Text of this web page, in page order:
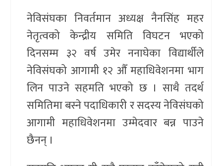
नेविसंघका निवर्तमान अध्यक्ष नैनसिंह महर
नेतृत्वको केन्द्रीय समिति विघटन भएको
दिनसम्म ३२ वर्ष उमेर ननाघेका विद्यार्थीले
नेविसंघको आगामी १२ औँ महाधिवेशनमा भाग
लिन पाउने सहमति भएको छ । साथै तदर्थ
समितिमा बस्ने पदाधिकारी र सदस्य नेविसंघको
आगामी महाधिवेशनमा उम्मेदवार बन्न पाउने
छैनन् ।